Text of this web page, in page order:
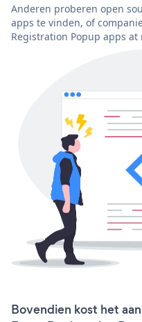
Anderen proberen open
apps te vinden, of
Registration Popup apps
Bovendien kost het